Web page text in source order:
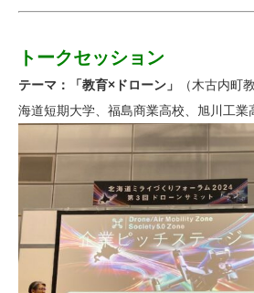
トークセッション
テーマ：「教育×ドローン」
（木古内町
海道短期大学、福島商業高校、旭川工業